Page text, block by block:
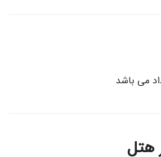
می باشد
هتل